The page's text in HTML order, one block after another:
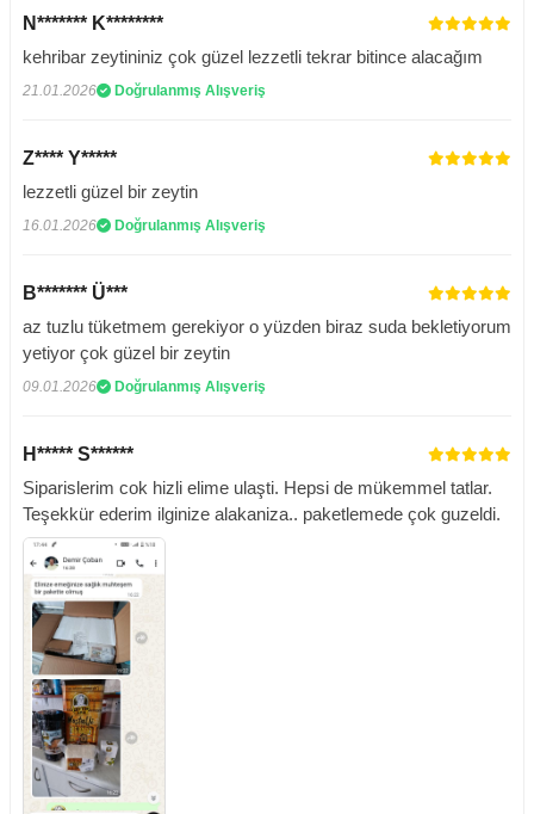
N******* K********
kehribar zeytininiz çok güzel lezzetli tekrar bitince alacağım
21.01.2026 Doğrulanmış Alışveriş
Z**** Y*****
lezzetli güzel bir zeytin
16.01.2026 Doğrulanmış Alışveriş
B******* Ü***
az tuzlu tüketmem gerekiyor o yüzden biraz suda bekletiyorum
yetiyor çok güzel bir zeytin
09.01.2026 Doğrulanmış Alışveriş
H***** S******
Siparislerim cok hizli elime ulaşti. Hepsi de mükemmel tatlar.
Teşekkür ederim ilginize alakaniza.. paketlemede çok guzeldi.